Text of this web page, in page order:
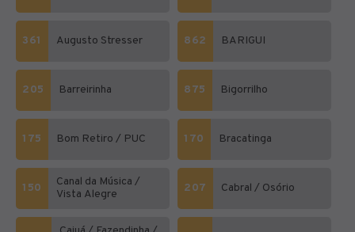
361 Augusto Stresser 862 BARIGUI
205 Barreirinha 875 Bigorrilho
175 Bom Retiro / PUC 170 Bracatinga
150
Canal da Música /
Vista Alegre
207 Cabral / Osório